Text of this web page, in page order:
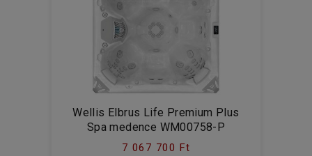
Wellis Elbrus Life Premium Plus
Spa medence WM00758-P
7 067 700 Ft